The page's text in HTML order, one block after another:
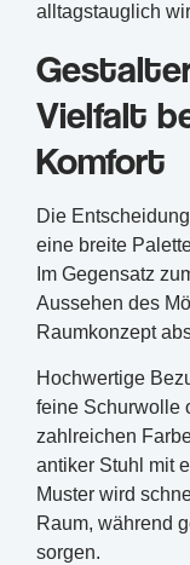
alltagstauglich
Vielfalt
Komfort
Die
eine breite
Im Gegensatz
Aussehen des
Raumkonzept
Hochwertige
feine Schurwolle
zahlreichen
antiker Stuhl mit
Muster wird
Raum, während
sorgen.